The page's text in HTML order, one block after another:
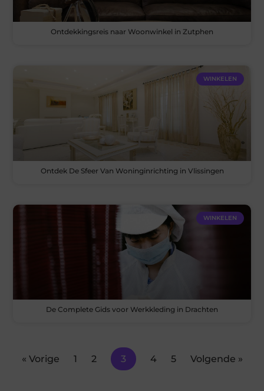
Ontdekkingsreis naar Woonwinkel in Zutphen
WINKELEN
Ontdek De Sfeer Van Woninginrichting in Vlissingen
WINKELEN
De Complete Gids voor Werkkleding in Drachten
« Vorige 1 2 3 4 5 Volgende »